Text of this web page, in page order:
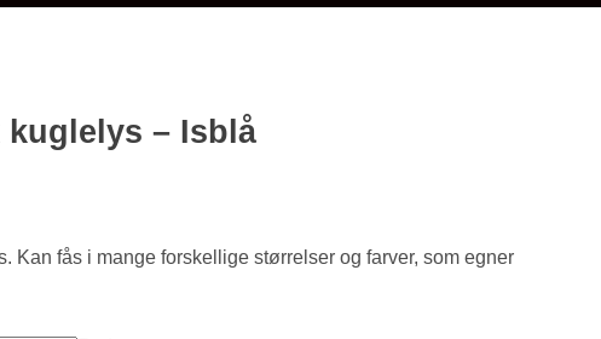
– Isblå
Kan fås i mange forskellige størrelser og farver, som egner